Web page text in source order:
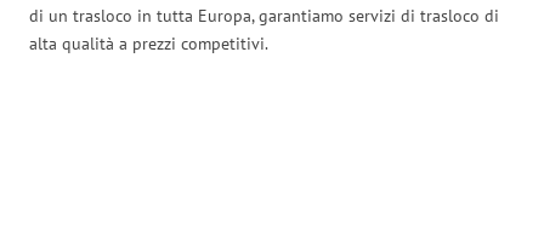
di un trasloco in tutta Europa, garantiamo servizi di trasloco di
alta qualità a prezzi competitivi.